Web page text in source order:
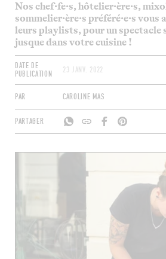
Nos chef·fe·s, hôtelier·ère·s,
sommelier·ère·s préféré·e·s vous
leurs playlists, pour un spectacle
jusque dans votre cuisine !
DATE DE
PUBLICATION
23 JANV. 2022
PAR CAROLINE MAS
PARTAGER